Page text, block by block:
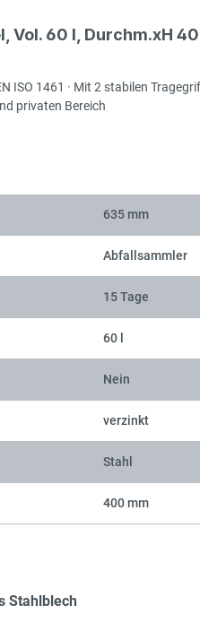
Vol. 60 l, Durchm.xH
ISO 1461 · Mit 2 stabilen
privaten Bereich
635 mm
Abfallsammler
15 Tage
60 l
Nein
verzinkt
Stahl
400 mm
Stahlblech